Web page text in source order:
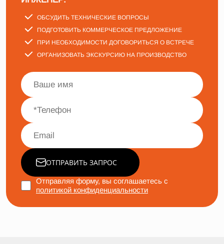
ОБСУДИТЬ ТЕХНИЧЕСКИЕ ВОПРОСЫ
ПОДГОТОВИТЬ КОММЕРЧЕСКОЕ ПРЕДЛОЖЕНИЕ
ПРИ НЕОБХОДИМОСТИ ДОГОВОРИТЬСЯ О ВСТРЕЧЕ
ОРГАНИЗОВАТЬ ЭКСКУРСИЮ НА ПРОИЗВОДСТВО
ОТПРАВИТЬ ЗАПРОС
Отправляя форму, вы соглашаетесь с
политикой конфиденциальности